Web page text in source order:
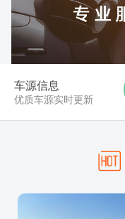
车源信息
优质车源实时更新